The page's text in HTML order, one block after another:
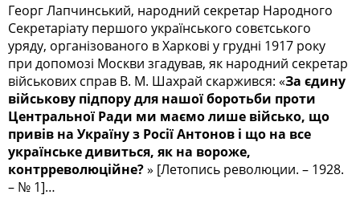
Георг Лапчинський, народний секретар Народного
Секретаріату першого українського совєтського
уряду, організованого в Харкові у грудні 1917 року
при допомозі Москви згадував, як народний секретар
військових справ В. М. Шахрай скаржився: «За єдину
військову підпору для нашої боротьби проти
Центральної Ради ми маємо лише військо, що
привів на Україну з Росії Антонов і що на все
українське дивиться, як на вороже,
контрреволюційне?» [Летопись революции. – 1928.
– № 1]…